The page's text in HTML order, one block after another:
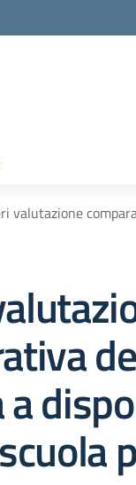
valutazione
a